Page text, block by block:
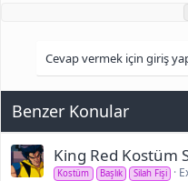
Cevap vermek için giriş
Benzer Konular
King Red Kostüm
Kostüm Başlık Silah Fişi